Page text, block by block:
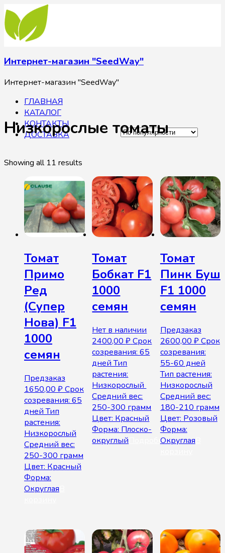
Интернет-магазин "SeedWay"
Интернет-магазин "SeedWay"
ГЛАВНАЯ
КАТАЛОГ
КОНТАКТЫ
ДОСТАВКА
Низкорослые томаты
Showing all 11 results
Томат
Примо
Ред
(Супер
Нова) F1
1000
семян
Предзаказ
1650,00 ₽Срок
созревания: 65
дней Тип
растения:
Низкорослый
Средний вес:
250-300 грамм
Цвет: Красный
Форма:
Округлая
Томат
Бобкат F1
1000
семян
Нет в наличии
2400,00₽ Срок
созревания: 65
дней Тип
растения:
Низкорослый
Средний вес:
250-300 грамм
Цвет: Красный
Форма: Плоско-
округлый Подробнее
Томат
Пинк Буш
F1 1000
семян
Предзаказ
2600,00 ₽Срок
созревания:
55-60 дней
Тип растения:
Низкорослый
Средний вес:
180-210 грамм
Цвет: Розовый
Форма:
Округлая